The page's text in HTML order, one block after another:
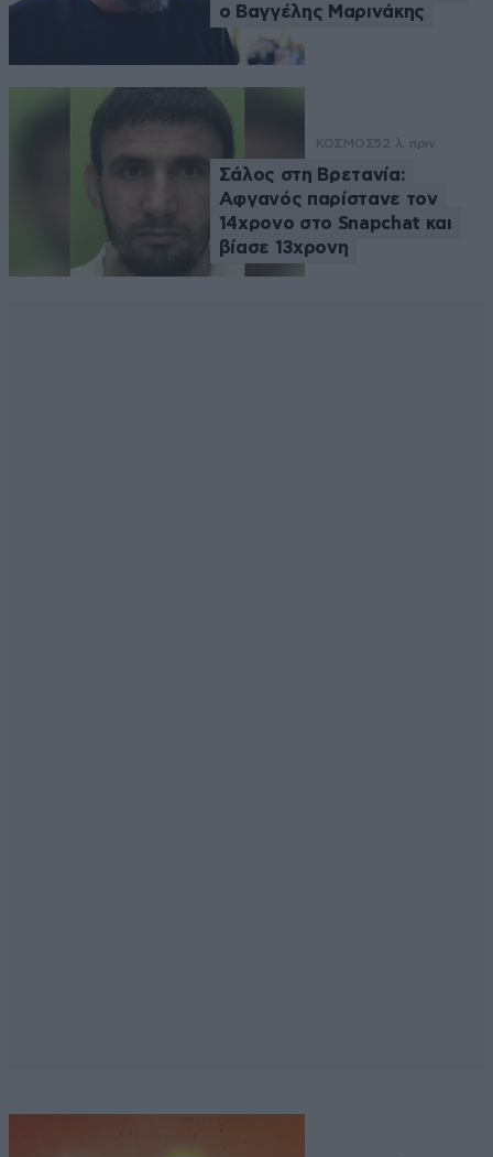
ο Βαγγέλης Μαρινάκης
ΚΟΣΜΟΣ52 λ. πριν
Σάλος στη Βρετανία:
Αφγανός παρίστανε τον
14χρονο στο Snapchat και
βίασε 13χρονη